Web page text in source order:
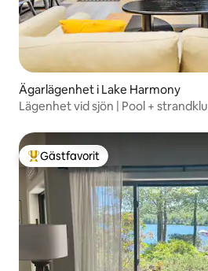
Ägarlägenhet i Lake Harmony
Lägenhet vid sjön | Pool +
Populär gästfavorit
Gästfavorit